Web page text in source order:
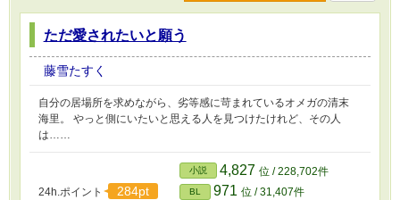
ただ愛されたいと願う
藤雪たすく
自分の居場所を求めながら、劣等感に苛まれているオメガの清末
海里。 やっと側にいたいと思える人を見つけたけれど、その人
は……
24h.ポイント 284pt
小説 4,827 位 / 228,702件
BL 971 位 / 31,407件